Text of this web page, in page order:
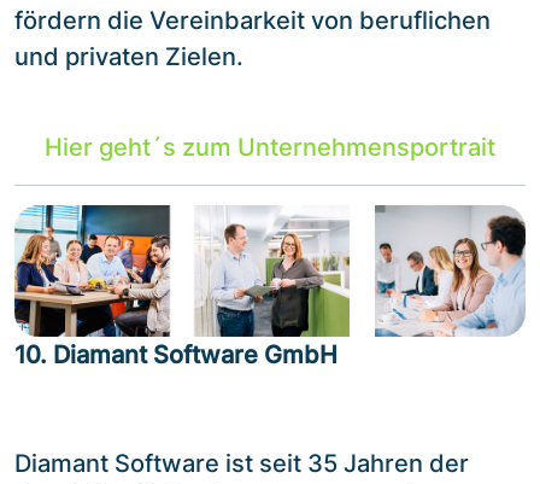
fördern die Vereinbarkeit von beruflichen
und privaten Zielen.
Hier geht´s zum Unternehmensportrait
10. Diamant Software GmbH
Diamant Software ist seit 35 Jahren der